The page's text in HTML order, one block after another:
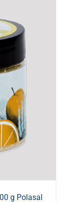
g Polasal